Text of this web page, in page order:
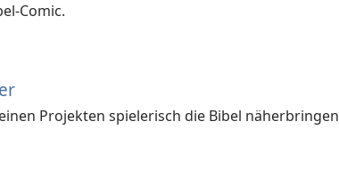
Comic.
Projekten spielerisch die Bibel näherbringen